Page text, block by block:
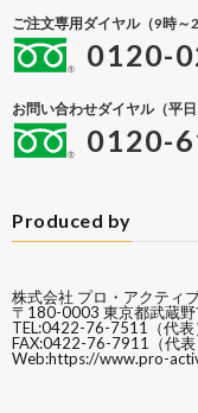
ご注文専用ダイヤル（9時～
0120-
お問い合わせダイヤル（平日
0120-
Produced by
株式会社 プロ・アクティ
〒180-0003 東京都武蔵
TEL:0422-76-7511（代表
FAX:0422-76-7911（代表
Web:https://www.pro-